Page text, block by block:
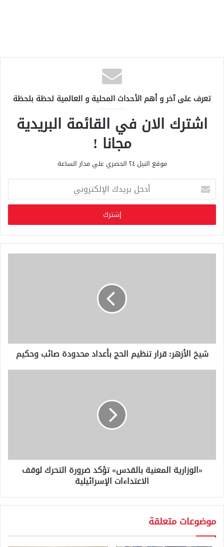
تعرف على آخر و أهم الأحداث المحلية و العالمية لحظة بلحظة
اشترك الان في القائمة البريدية
مجانا !
موقع النيل ٢٤ الحصري علي مدار الساعة
خ
ب
ر
ي
ر
ي
شيخ الأزهر: قرار تنظيم الحج بأعداد محدودة صائب وحكيم
«الوزارية المعنية بالقدس» تؤكد ضرورة التحرك لوقف
الاعتداءات الإسرائيلية
موضوعات متعلقة